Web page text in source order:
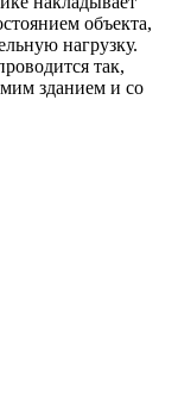
объекта,
нагрузку.
так,
зданием и со